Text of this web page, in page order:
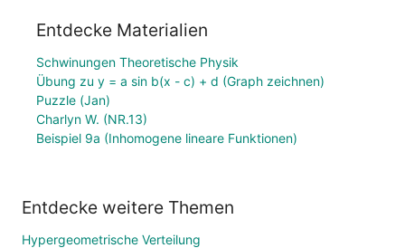
Entdecke Materialien
Schwinungen Theoretische Physik
Übung zu y = a sin b(x - c) + d (Graph zeichnen)
Puzzle (Jan)
Charlyn W. (NR.13)
Beispiel 9a (Inhomogene lineare Funktionen)
Entdecke weitere Themen
Hypergeometrische Verteilung